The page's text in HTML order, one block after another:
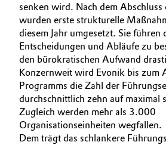
senken wird. Nach dem Abschluss
wurden erste strukturelle
diesem Jahr umgesetzt. Sie führen
Entscheidungen und Abläufe zu
den bürokratischen Aufwand
Konzernweit wird Evonik bis zum
Programms die Zahl der
durchschnittlich zehn auf maximal
Zugleich werden mehr als 3.000
Organisationseinheiten wegfallen.
Dem trägt das schlankere